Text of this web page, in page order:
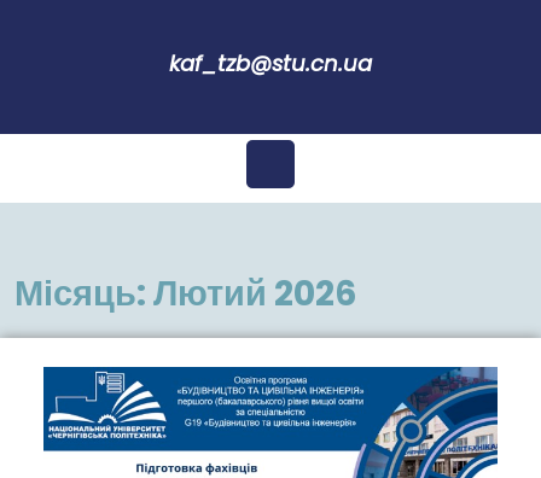
kaf_tzb@stu.cn.ua
Відкрити
меню
Місяць:Лютий 2026